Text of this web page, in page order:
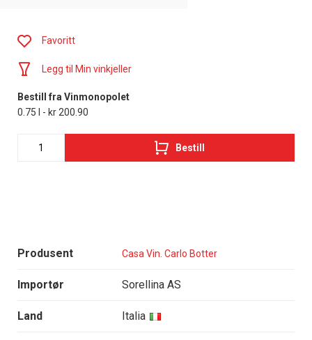
Produsent Casa Vin. Carlo Botter
Importør Sorellina AS
Land Italia
Favoritt
Legg til Min vinkjeller
Bestill fra Vinmonopolet
0.75 l - kr 200.90
Bestill